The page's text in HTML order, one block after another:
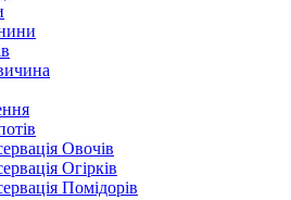
Овочів
Огірків
Помідорів